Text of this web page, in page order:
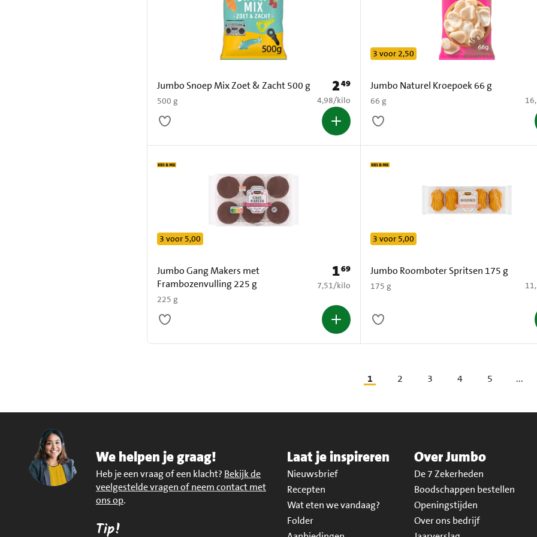
Jumbo Snoep Mix Zoet & Zacht 500 g
500 g
Prijs: € 2,49
249
€ 4,98 per kilo
4,98/kilo
Jumbo Naturel Kroepoek 66 g
66 g
3 voor 2,50
€
Jumbo Gang Makers met
Frambozenvulling 225 g
225 g
3 voor 5,00
Prijs: € 1,69
169
€ 7,51 per kilo
7,51/kilo
Jumbo Roomboter Spritsen 175 g
175 g
3 voor 5,00
€
1 2 3 4 5 ...
We helpen je graag!
Heb je een vraag of een klacht? Bekijk de
veelgestelde vragen of neem contact met
ons op.
Tip!
Laat je inspireren
Nieuwsbrief
Recepten
Wat eten we vandaag?
Folder
Over Jumbo
De 7 Zekerheden
Boodschappen bestellen
Openingstijden
Over ons bedrijf